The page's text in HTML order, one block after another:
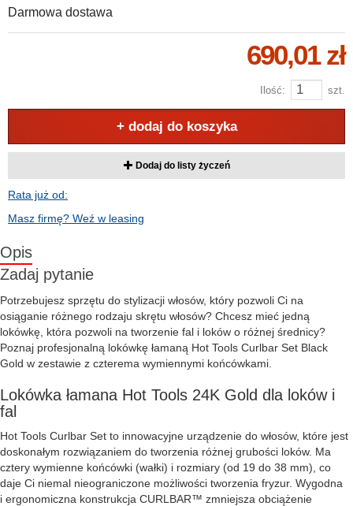
Darmowa dostawa
690,01 zł
Ilość: szt.
+ dodaj do koszyka
Dodaj do listy życzeń
Rata już od:
Masz firmę? Weź w leasing
Opis
Zadaj pytanie
Potrzebujesz sprzętu do stylizacji włosów, który pozwoli Ci na
osiąganie różnego rodzaju skrętu włosów? Chcesz mieć jedną
lokówkę, która pozwoli na tworzenie fal i loków o różnej średnicy?
Poznaj profesjonalną lokówkę łamaną Hot Tools Curlbar Set Black
Gold w zestawie z czterema wymiennymi końcówkami.
Lokówka łamana Hot Tools 24K Gold dla loków i
fal
Hot Tools Curlbar Set to innowacyjne urządzenie do włosów, które jest
doskonałym rozwiązaniem do tworzenia różnej grubości loków. Ma
cztery wymienne końcówki (wałki) i rozmiary (od 19 do 38 mm), co
daje Ci niemal nieograniczone możliwości tworzenia fryzur. Wygodna
i ergonomiczna konstrukcja CURLBAR™ zmniejsza obciążenie